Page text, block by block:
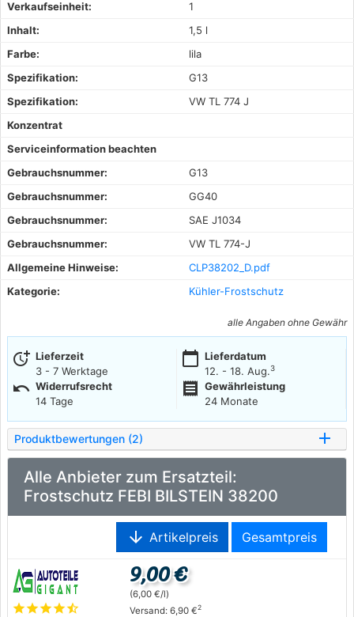
Verkaufseinheit:
1
Inhalt:
1,5 l
Farbe:
lila
Spezifikation:
G13
Spezifikation:
VW TL 774 J
Konzentrat
Serviceinformation beachten
Gebrauchsnummer:
G13
Gebrauchsnummer:
GG40
Gebrauchsnummer:
SAE J1034
Gebrauchsnummer:
VW TL 774-J
Allgemeine Hinweise:
CLP38202_D.pdf
Kategorie:
Kühler-Frostschutz
alle Angaben ohne Gewähr
more_time Lieferzeit
3 - 7 Werktage
calendar_today Lieferdatum
12. - 18. Aug.3
undo Widerrufsrecht
14 Tage
receipt
Gewährleistung
24 Monate
Produktbewertungen (2)
Alle Anbieter zum Ersatzteil:
Frostschutz FEBI BILSTEIN 38200
arrow_downward Artikelpreis Gesamtpreis
starstarstarstarstar_half
9,00 €
(6,00 €/l)
Versand: 6,90 €2